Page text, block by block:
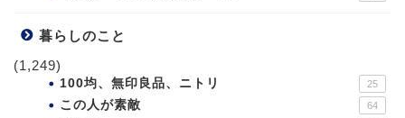
暮らしのこと
(1,249)
100均、無印良品、ニトリ 25
この人が素敵 64